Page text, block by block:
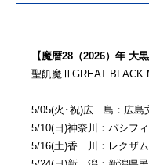
【魔暦28（2026）年 大
聖飢魔ⅡGREAT BLACK
5/05(火･祝)広 島：広島
5/10(日)神奈川：パシフ
5/16(土)香 川：レクザム